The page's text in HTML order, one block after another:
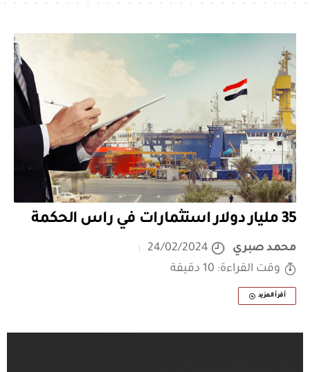
35 مليار دولار استثمارات في راس الحكمة
محمد صبري
24/02/2024
وقت القراءة: 10 دقيقة
أقرأ المزيد